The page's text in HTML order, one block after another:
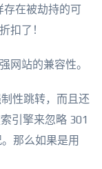
存在被劫持的可
扣了！
网站的兼容性。
性跳转，而且还
引擎来忽略 301
那么如果是用